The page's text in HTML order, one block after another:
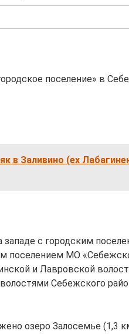
поселение» в
в Заливино (ex
западе с городским
поселением МО
и Лавровской
Себежского
озеро Залосемье (1,3